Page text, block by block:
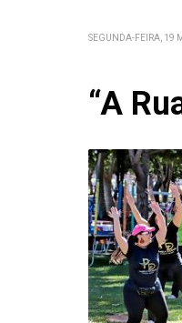
SEGUNDA-FEIRA, 19
“A